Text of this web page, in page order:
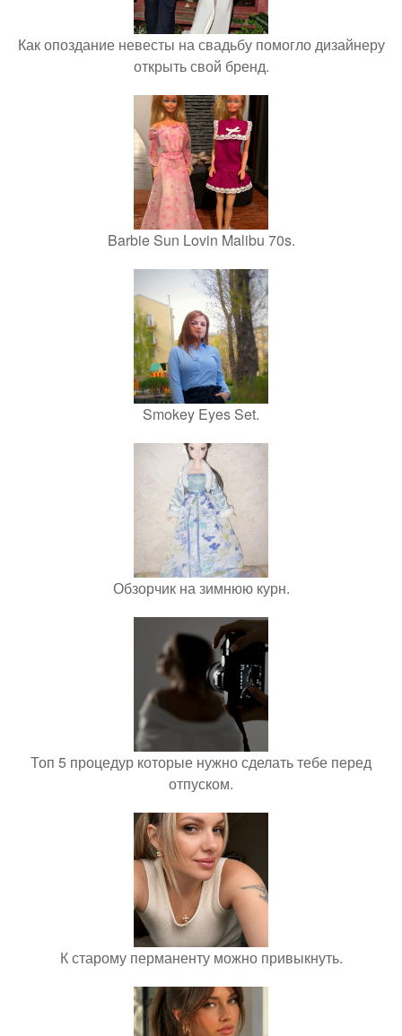
Как опоздание невесты на свадьбу помогло дизайнеру
открыть свой бренд.
Barbie Sun Lovin Malibu 70s.
Smokey Eyes Set.
Обзорчик на зимнюю курн.
Топ 5 процедур которые нужно сделать тебе перед
отпуском.
К старому перманенту можно привыкнуть.